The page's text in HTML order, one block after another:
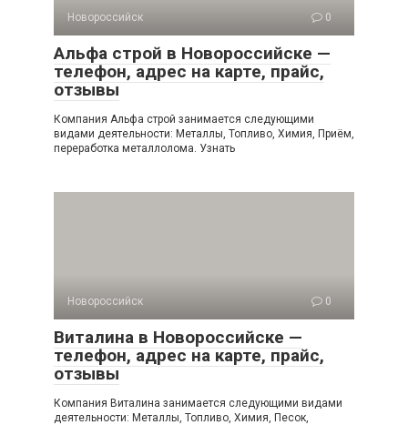
Новороссийск 0
Альфа строй в Новороссийске —
телефон, адрес на карте, прайс,
отзывы
Компания Альфа строй занимается следующими
видами деятельности: Металлы, Топливо, Химия, Приём,
переработка металлолома. Узнать
Новороссийск 0
Виталина в Новороссийске —
телефон, адрес на карте, прайс,
отзывы
Компания Виталина занимается следующими видами
деятельности: Металлы, Топливо, Химия, Песок,